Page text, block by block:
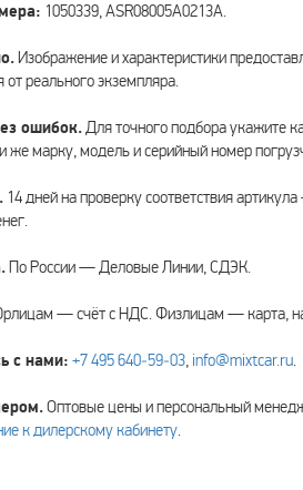
1050339, ASR08005A0213A.
Изображение и характеристики
от реального экземпляра.
ошибок.Для точного подбора укажите
же марку, модель и серийный номер
14 дней на проверку соответствия
По России — Деловые Линии, СДЭК.
— счёт с НДС. Физлицам — карта,
с нами: +7 495 640‑59‑03, info@mixtcar.ru.
Оптовые цены и персональный
к дилерскому кабинету.